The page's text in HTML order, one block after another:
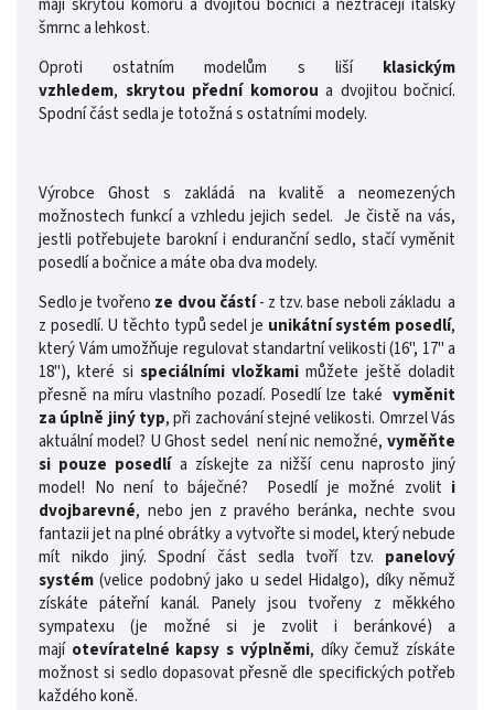
mají skrytou komoru a dvojitou bočnici a neztrácejí italský
šmrnc a lehkost.
Oproti ostatním modelům s lišíklasickým
vzhledem, skrytou přední komorou a dvojitou bočnicí.
Spodní část sedla je totožná s ostatními modely.
Výrobce Ghost s zakládá na kvalitě a neomezených
možnostech funkcí a vzhledu jejich sedel. Je čistě na vás,
jestli potřebujete barokní i enduranční sedlo, stačí vyměnit
posedlí a bočnice a máte oba dva modely.
Sedlo je tvořeno ze dvou částí- z tzv. base neboli základu a
z posedlí. U těchto typů sedel je unikátní systém posedlí,
který Vám umožňuje regulovat standartní velikosti (16", 17" a
18"), které si speciálními vložkami můžete ještě doladit
přesně na míru vlastního pozadí. Posedlí lze také vyměnit
za úplně jiný typ, při zachování stejné velikosti. Omrzel Vás
aktuální model? U Ghost sedel není nic nemožné, vyměňte
si pouze posedlía získejte za nižší cenu naprosto jiný
model! No není to báječné? Posedlí je možné zvolit i
dvojbarevné, nebo jen z pravého beránka, nechte svou
fantazii jet na plné obrátky a vytvořte si model, který nebude
mít nikdo jiný. Spodní část sedla tvoří tzv. panelový
systém (velice podobný jako u sedel Hidalgo), díky němuž
získáte páteřní kanál. Panely jsou tvořeny z měkkého
sympatexu (je možné si je zvolit i beránkové) a
majíotevíratelné kapsy s výplněmi, díky čemuž získáte
možnost si sedlo dopasovat přesně dle specifických potřeb
každého koně.